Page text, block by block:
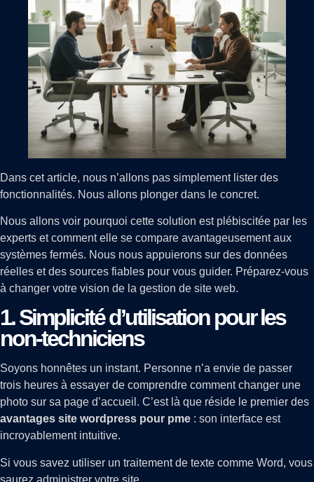
Dans cet article, nous n’allons pas simplement lister des
fonctionnalités. Nous allons plonger dans le concret.
Nous allons voir pourquoi cette solution est plébiscitée par les
experts et comment elle se compare avantageusement aux
systèmes fermés. Nous nous appuierons sur des données
réelles et des sources fiables pour vous guider. Préparez-vous
à changer votre vision de la gestion de site web.
1. Simplicité d’utilisation pour les
non-techniciens
Soyons honnêtes un instant. Personne n’a envie de passer
trois heures à essayer de comprendre comment changer une
photo sur sa page d’accueil. C’est là que réside le premier des
avantages site wordpress pour pme : son interface est
incroyablement intuitive.
Si vous savez utiliser un traitement de texte comme Word, vous
saurez administrer votre site.